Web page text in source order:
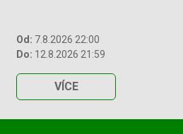
Od: 7.8.2026 22:00
Do: 12.8.2026 21:59
VÍCE